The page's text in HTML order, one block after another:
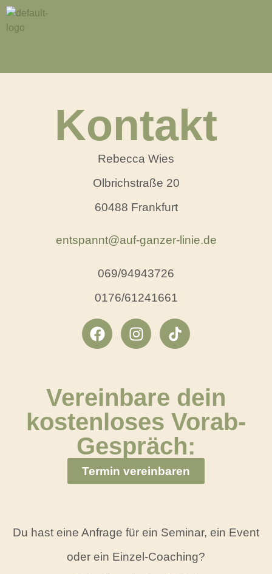
Kontakt
Rebecca Wies
Olbrichstraße 20
60488 Frankfurt
entspannt@auf-ganzer-linie.de
069/94943726
0176/61241661
Vereinbare dein
kostenloses Vorab-
Gespräch:
Termin vereinbaren
Du hast eine Anfrage für ein Seminar, ein Event
oder ein Einzel-Coaching?